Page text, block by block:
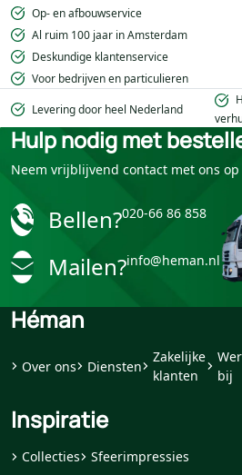
Op- en afbouwservice
Al ruim 100 jaar in Amsterdam
Deskundige klantenservice
Voor bedrijven en particulieren
Levering door heel Nederland
Hulp nodig met
Neem vrijblijvend contact met ons
Bellen?020-66 86 858
Mailen?info@heman.nl
Héman
Over ons Diensten
Zakelijke
klanten
bij
Inspiratie
Collecties Sfeerimpressies